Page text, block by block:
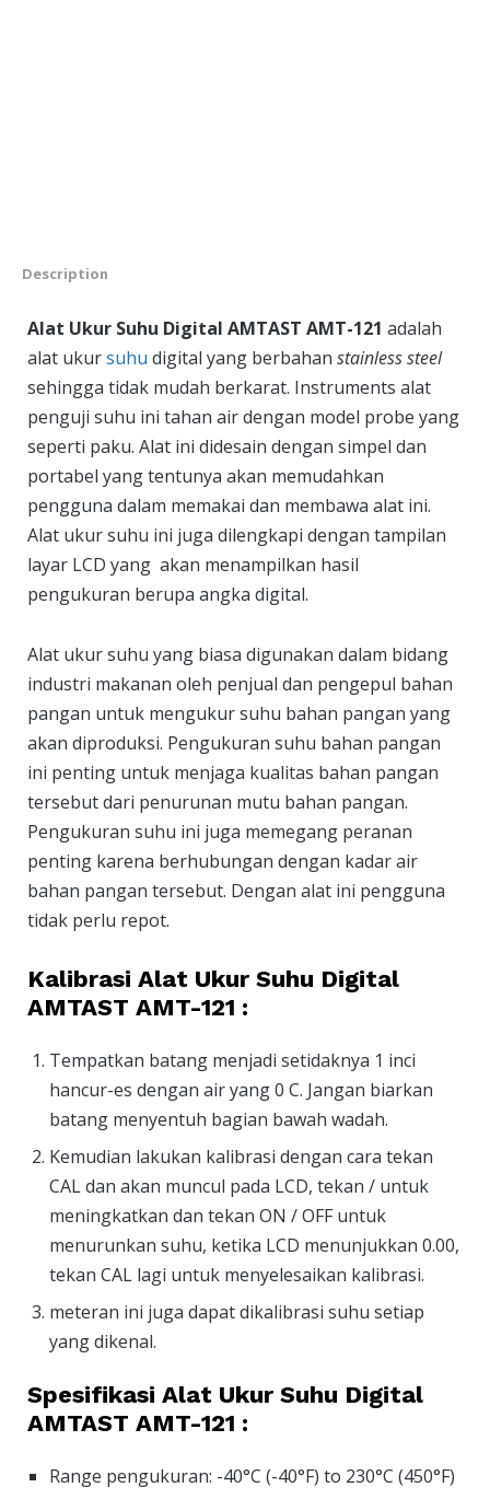
Description
Alat Ukur Suhu Digital AMTAST AMT-121 adalah
alat ukursuhu digital yang berbahan stainless steel
sehingga tidak mudah berkarat. Instruments alat
penguji suhu ini tahan air dengan model probe yang
seperti paku. Alat ini didesain dengan simpel dan
portabel yang tentunya akan memudahkan
pengguna dalam memakai dan membawa alat ini.
Alat ukur suhu ini juga dilengkapi dengan tampilan
layar LCD yang akan menampilkan hasil
pengukuran berupa angka digital.
Alat ukur suhu yang biasa digunakan dalam bidang
industri makanan oleh penjual dan pengepul bahan
pangan untuk mengukur suhu bahan pangan yang
akan diproduksi. Pengukuran suhu bahan pangan
ini penting untuk menjaga kualitas bahan pangan
tersebut dari penurunan mutu bahan pangan.
Pengukuran suhu ini juga memegang peranan
penting karena berhubungan dengan kadar air
bahan pangan tersebut. Dengan alat ini pengguna
tidak perlu repot.
Kalibrasi Alat Ukur Suhu Digital
AMTAST AMT-121 :
Tempatkan batang menjadi setidaknya 1 inci
hancur-es dengan air yang 0 C. Jangan biarkan
batang menyentuh bagian bawah wadah.
Kemudian lakukan kalibrasi dengan cara tekan
CAL dan akan muncul pada LCD, tekan / untuk
meningkatkan dan tekan ON / OFF untuk
menurunkan suhu, ketika LCD menunjukkan 0.00,
tekan CAL lagi untuk menyelesaikan kalibrasi.
meteran ini juga dapat dikalibrasi suhu setiap
yang dikenal.
Spesifikasi Alat Ukur Suhu Digital
AMTAST AMT-121 :
Range pengukuran: -40°C (-40°F) to 230°C (450°F)